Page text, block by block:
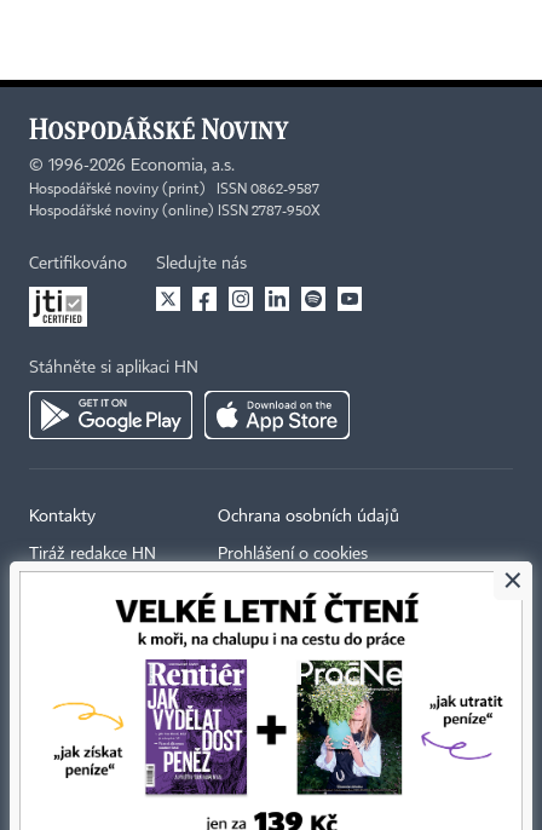
© 1996-2026 Economia, a.s.
Hospodářské noviny (print) ISSN 0862-9587
Hospodářské noviny (online) ISSN 2787-950X
Certifikováno Sledujte nás
Stáhněte si aplikaci HN
Kontakty
Tiráž redakce HN
Kariéra v HN
Ochrana osobních údajů
Prohlášení o cookies
Nastavení soukromí
Všeobecné smluvní podmínky
Koupit / darovat předplatné
Eventy
×